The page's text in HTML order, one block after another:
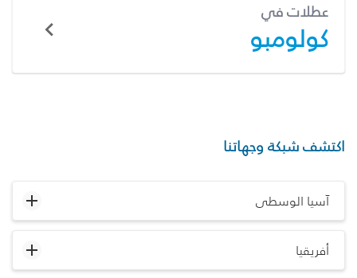
عطلات في
كولومبو
اكتشف شبكة وجهاتنا
آسيا الوسطى
أفريقيا